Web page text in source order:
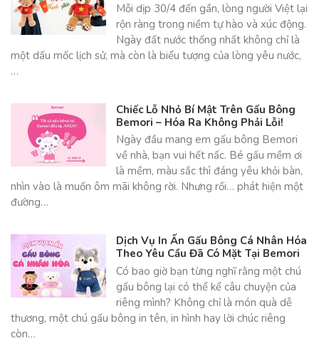
Mỗi dịp 30/4 đến gần, lòng người Việt lại
rộn ràng trong niềm tự hào và xúc động.
Ngày đất nước thống nhất không chỉ là
một dấu mốc lịch sử, mà còn là biểu tượng của lòng yêu nước,
…
Chiếc Lỗ Nhỏ Bí Mật Trên Gấu Bông
Bemori – Hóa Ra Không Phải Lỗi!
Ngày đầu mang em gấu bông Bemori
về nhà, bạn vui hết nấc. Bé gấu mềm ơi
là mềm, màu sắc thì đáng yêu khỏi bàn,
nhìn vào là muốn ôm mãi không rời. Nhưng rồi… phát hiện một
đường…
Dịch Vụ In Ấn Gấu Bông Cá Nhân Hóa
Theo Yêu Cầu Đã Có Mặt Tại Bemori
Có bao giờ bạn từng nghĩ rằng một chú
gấu bông lại có thể kể câu chuyện của
riêng mình? Không chỉ là món quà dễ
thương, một chú gấu bông in tên, in hình hay lời chúc riêng
còn…